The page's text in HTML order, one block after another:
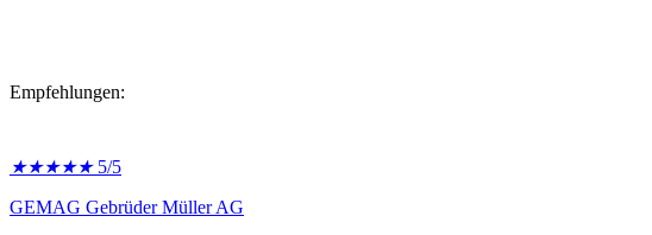
Empfehlungen:
★★★★★ 5/5
GEMAG Gebrüder Müller AG